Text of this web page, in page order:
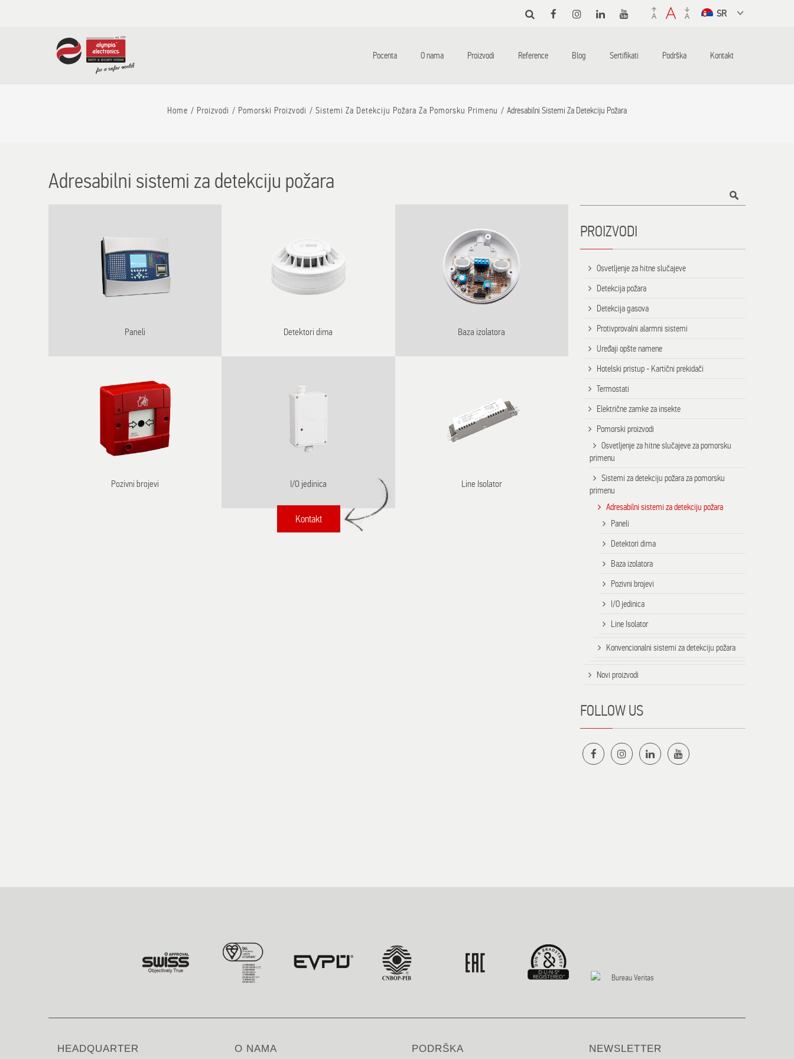
dropdown to
Pocenta O nama Proizvodi Reference Blog Sertifikati Podrška Kontakt
Home Proizvodi Pomorski Proizvodi Sistemi Za Detekciju Požara Za Pomorsku Primenu Adresabilni Sistemi Za Detekciju Požara
Adresabilni sistemi za detekciju požara
Paneli Detektori dima Baza izolatora
Pozivni brojevi I/O jedinica Line Isolator
Kontakt
PROIZVODI
Osvetljenje za hitne slučajeve
Detekcija požara
Detekcija gasova
Protivprovalni alarmni sistemi
Uređaji opšte namene
Hotelski pristup - Kartični prekidači
Termostati
Električne zamke za insekte
Pomorski proizvodi
Osvetljenje za hitne slučajeve za pomorsku
primenu
Sistemi za detekciju požara za pomorsku
primenu
Adresabilni sistemi za detekciju požara
Paneli
Detektori dima
Baza izolatora
Pozivni brojevi
I/O jedinica
Line Isolator
Konvencionalni sistemi za detekciju požara
Novi proizvodi
FOLLOW US
HEADQUARTER O NAMA PODRŠKA NEWSLETTER